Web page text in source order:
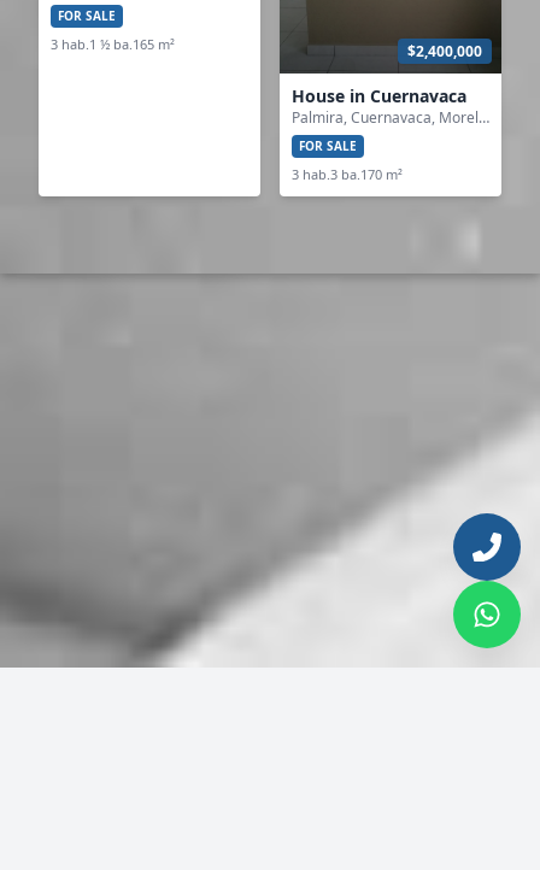
FOR SALE
3 hab.1 ½ ba.165 m² $2,400,000
House in Cuernavaca
Palmira, Cuernavaca, Morelos
FOR SALE
3 hab. 3 ba. 170 m²